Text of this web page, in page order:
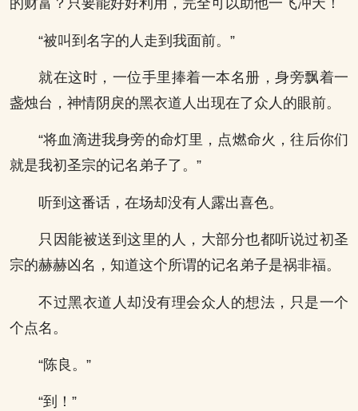
的财富？只要能好好利用，完全可以助他一飞冲天！
“被叫到名字的人走到我面前。”
就在这时，一位手里捧着一本名册，身旁飘着一
盏烛台，神情阴戾的黑衣道人出现在了众人的眼前。
“将血滴进我身旁的命灯里，点燃命火，往后你们
就是我初圣宗的记名弟子了。”
听到这番话，在场却没有人露出喜色。
只因能被送到这里的人，大部分也都听说过初圣
宗的赫赫凶名，知道这个所谓的记名弟子是祸非福。
不过黑衣道人却没有理会众人的想法，只是一个
个点名。
“陈良。”
“到！”